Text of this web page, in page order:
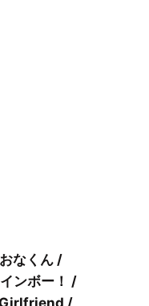
なくん /
ンボー！ /
/